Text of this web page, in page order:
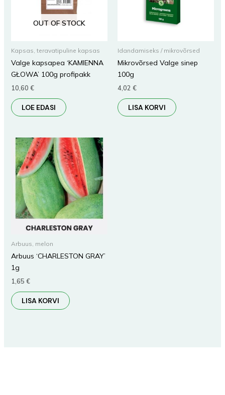
OUT OF STOCK
Kapsas, teravatipuline kapsas
Valge kapsapea ‘KAMIENNA
GŁOWA’ 100g profipakk
10,60 €
LOE EDASI
Idandamiseks / mikrovõrsed
Mikrovõrsed Valge sinep
100g
4,02 €
LISA KORVI
Arbuus, melon
Arbuus ‘CHARLESTON GRAY’
1g
1,65 €
LISA KORVI